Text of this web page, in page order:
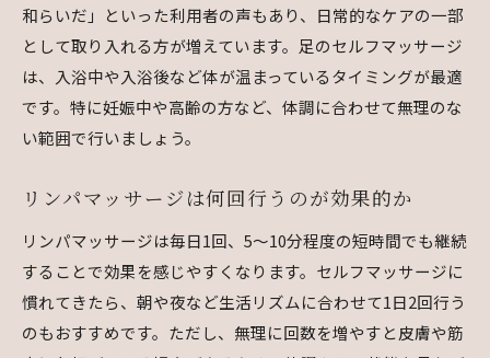
和らいだ」といった利用者の声もあり、日常的なケアの一部
として取り入れる方が増えています。足のセルフマッサージ
は、入浴中や入浴後など体が温まっているタイミングが最適
です。特に妊娠中や高齢の方など、体調に合わせて無理のな
い範囲で行いましょう。
リンパマッサージは何回行うのが効果的か
リンパマッサージは毎日1回、5〜10分程度の短時間でも継続
することで効果を感じやすくなります。セルフマッサージに
慣れてきたら、朝や夜など生活リズムに合わせて1日2回行う
のもおすすめです。ただし、無理に回数を増やすと皮膚や筋